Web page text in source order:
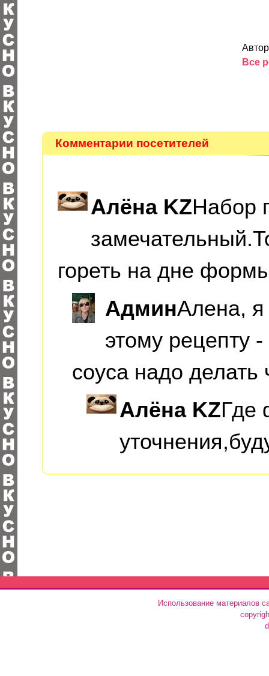
Все
Комментарии посетителей
Алёна KZНабор
гореть на дне
АдминАлена,
этому рецепту
соуса надо
Алёна KZГде
Использование материалов